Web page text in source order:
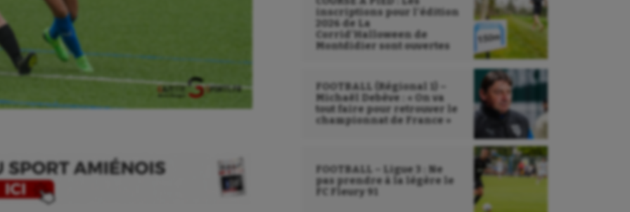
inscriptions pour l’édition
2026 de La
Corrid’Halloween de
Montdidier sont ouvertes
FOOTBALL (Régional 1) –
Michaël Debève : « On va
tout faire pour retrouver le
championnat de France »
FOOTBALL – Ligue 3 : Ne
pas prendre à la légère le
FC Fleury 91